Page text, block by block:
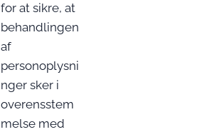
for at sikre, at
behandlingen
af
personoplysni
nger sker i
overensstem
melse med